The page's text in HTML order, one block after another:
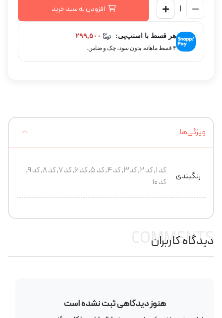
افزودن به سبد خرید
هر قسط با اسنپ‌پی:
۴ قسط ماهانه. بدون سود، چک و ضامن.
ویژگی‌ها
رنگبندی
کد ۱, کد ۲, کد۳, کد ۴, کد ۵, کد ۶, کد ۷, کد ۸, کد ۹,
کد ۱۰
دیدگاه کاربران
COMMENTS
هنوز دیدگاهی ثبت نشده است